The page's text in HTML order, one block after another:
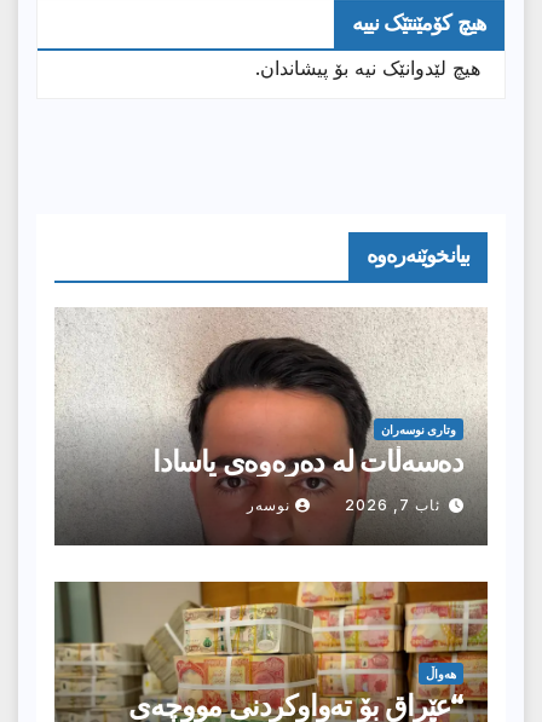
هیچ کۆمێنتێک نییە
هیچ لێدوانێک نیە بۆ پیشاندان.
بیانخوێنەرەوە
وتارى نوسەران
دەسەڵات لە دەرەوەی یاسادا
ئاب 7, 2026 نوسەر
هەواڵ
“عێراق بۆ تەواوکردنی مووچەی